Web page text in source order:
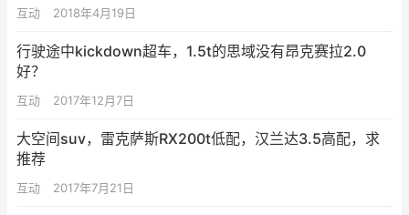
互动 2018年4月19日
行驶途中kickdown超车，1.5t的思域没有昂克赛拉2.0
好？
互动 2017年12月7日
大空间suv，雷克萨斯RX200t低配，汉兰达3.5高配，求
推荐
互动 2017年7月21日